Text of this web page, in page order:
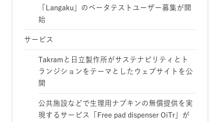
「Langaku」のベータテストユーザー募集が開
始
サービス
Takramと日立製作所がサステナビリティとト
ランジションをテーマとしたウェブサイトを公
開
公共施設などで生理用ナプキンの無償提供を実
現するサービス「Free pad dispenser OiTr」が